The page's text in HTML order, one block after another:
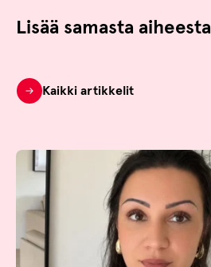
Lisää samasta aiheesta
Kaikki artikkelit